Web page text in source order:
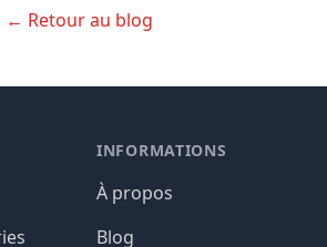
← Retour au blog
INFORMATIONS
À propos
Blog